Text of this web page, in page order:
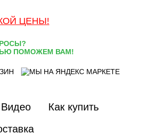
ЦЕНЫ!
ПОМОЖЕМ ВАМ!
Видео
Как купить